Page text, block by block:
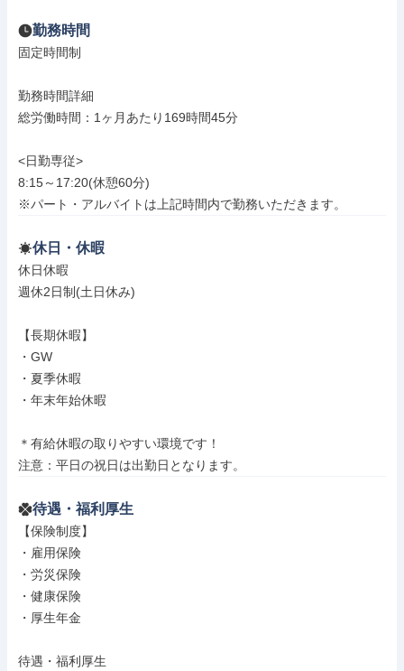
勤務時間
固定時間制
勤務時間詳細
総労働時間：1ヶ月あたり169時間45分
<日勤専従>
8:15～17:20(休憩60分)
※パート・アルバイトは上記時間内で勤務いただきます。
休日・休暇
休日休暇
週休2日制(土日休み)
【長期休暇】
・GW
・夏季休暇
・年末年始休暇
＊有給休暇の取りやすい環境です！
注意：平日の祝日は出勤日となります。
待遇・福利厚生
【保険制度】
・雇用保険
・労災保険
・健康保険
・厚生年金
待遇・福利厚生